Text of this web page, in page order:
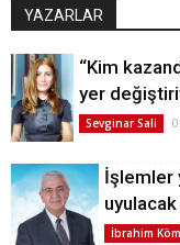
YAZARLAR
“Kim
yer
Sevginar Sali
İşlemler
İbrahim